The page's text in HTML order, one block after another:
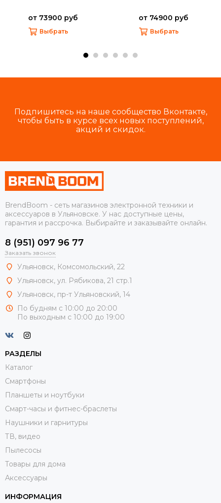
от 73900 руб
Выбрать
от 74900 руб
Выбрать
Подпишитесь на наше сообщество Вконтакте,
чтобы быть в курсе всех новых поступлений,
акций и скидок.
BrendBoom - сеть магазинов электронной техники и
аксессуаров в Ульяновске. У нас доступные цены,
гарантия и рассрочка. Выбирайте и заказывайте онлайн.
8 (951) 097 96 77
Заказать звонок
Ульяновск, Комсомольский, 22
Ульяновск, ул. Рябикова, 21 стр.1
Ульяновск, пр-т Ульяновский, 14
По будням с 10:00 до 20:00
По выходным с 10:00 до 19:00
РАЗДЕЛЫ
Каталог
Смартфоны
Планшеты и ноутбуки
Смарт-часы и фитнес-браслеты
Наушники и гарнитуры
ТВ, видео
Пылесосы
Товары для дома
Аксессуары
ИНФОРМАЦИЯ